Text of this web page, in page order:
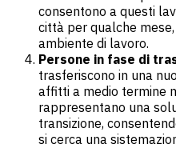
consentono a questi
città per qualche
ambiente di lavoro.
Persone in fase di
trasferiscono in una
affitti a medio termine
rappresentano una
transizione,
si cerca una